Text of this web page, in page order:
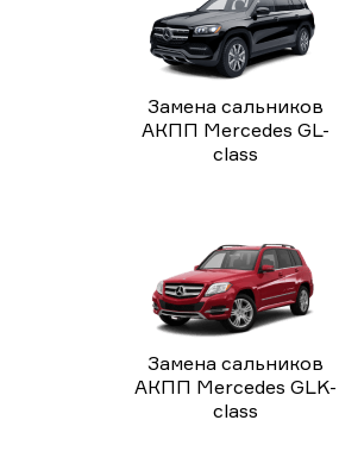
Замена сальников
АКПП Mercedes GL-
class
Замена сальников
АКПП Mercedes GLK-
class